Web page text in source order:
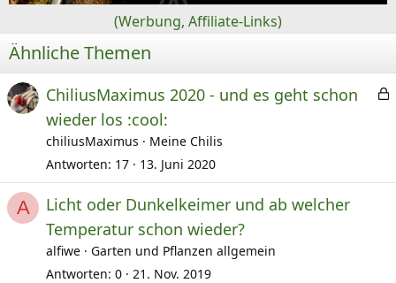
(Werbung, Affiliate-Links)
Ähnliche Themen
e
ChiliusMaximus 2020 - und es geht schon
wieder los :cool:
chiliusMaximus
Meine Chilis
Antworten 17 13. Juni 2020
A
Licht oder Dunkelkeimer und ab welcher
Temperatur schon wieder?
alfiwe
Garten und Pflanzen allgemein
Antworten 0 21. Nov. 2019